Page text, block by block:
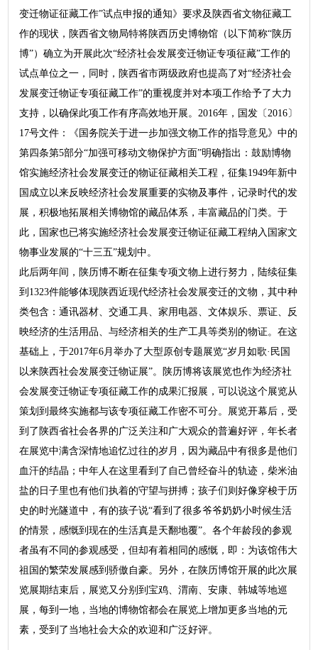
变迁物证征藏工作”试点申报的通知》要求及陕西省文物征藏工
作的现状，陕西省文物局特将陕西历史博物馆（以下简称“陕历
博”）确立为开展此次“经济社会发展变迁物证专项征藏”工作的
试点单位之一，同时，陕西省市两级政府也提高了对“经济社会
发展变迁物证专项征藏工作”的重视度并对本项工作给予了大力
支持，以确保此项工作有序高效地开展。2016年，国发〔2016〕
17号文件：《国务院关于进一步加强文物工作的指导意见》中的
第四条第5部分“加强可移动文物保护方面”明确指出：鼓励博物
馆实施经济社会发展变迁的物证征藏相关工程，征集1949年新中
国成立以来反映经济社会发展重要的实物及事件，记录时代的发
展，积极地拓展相关博物馆的藏品体系，丰富藏品的门类。于
此，国家也已将实施经济社会发展变迁物证征藏工程纳入国家文
物事业发展的“十三五”规划中。
此后两年间，陕历博不断在征集专项文物上进行努力，陆续征集
到1323件能够体现陕西近现代经济社会发展变迁的文物，其中种
类包含：通讯器材、交通工具、家用电器、文体娱乐、票证、反
映经济的生活用品、与经济相关的生产工具等类别的物证。在这
基础上，于2017年6月举办了大型原创专题展览“岁月如歌·民国
以来陕西社会发展变迁物证展”。陕历博将该展览也作为经济社
会发展变迁物证专项征藏工作的成果汇报展，可以说这个展览从
策划到最终实施都与该专项征藏工作密不可分。展览开幕后，受
到了陕西省社会各界的广泛关注和广大观众的普遍好评，年长者
在展览中满含深情地追忆过往的岁月，因为藏品中有很多是他们
血汗的结晶；中年人在这里看到了自己曾经奋斗的轨迹，柴米油
盐的日子里也有他们执着的守望与拼搏；孩子们则好像穿梭于历
史的时光隧道中，有的孩子说“看到了很多爷爷奶奶小时候生活
的情景，感慨到现在的生活真是天翻地覆”。各个年龄段的参观
者虽有不同的参观感受，但却有着相同的感慨，即：为该馆伟大
祖国的繁荣发展感到骄傲自豪。另外，在陕历博馆开展的此次展
览展期结束后，展览又分别到宝鸡、渭南、安康、韩城等地巡
展，每到一地，当地的博物馆都会在展览上增加更多当地的元
素，受到了当地社会大众的欢迎和广泛好评。